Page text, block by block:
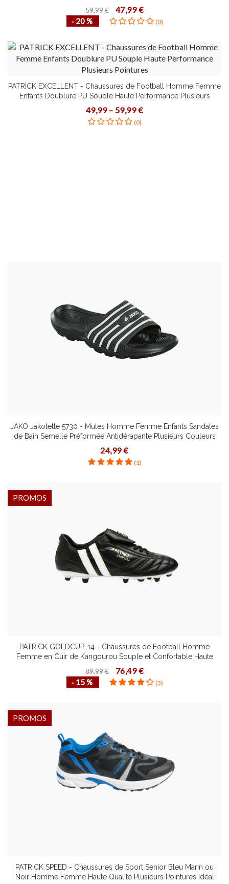
Pointures Look Moderne Confortable Résistante
59,99 € 47,99 €
‐ 20 % (0)
PATRICK EXCELLENT - Chaussures de Football Homme Femme
Enfants Doublure PU Souple Haute Performance Plusieurs
Pointures
49,99 – 59,99 €
(0)
JAKO Jakolette 5730 - Mules Homme Femme Enfants Sandales
de Bain Semelle Préformée Antidérapante Plusieurs Couleurs
Pointures
24,99 €
(1)
PATRICK GOLDCUP-14 - Chaussures de Football Homme
Femme en Cuir de Kangourou Souple et Confortable Haute
Performance PU Plusieurs Pointures
89,99 € 76,49 €
‐ 15 % (3)
PROMOS
PATRICK SPEED - Chaussures de Sport Senior Bleu Marin ou
Noir Homme Femme Haute Qualité Plusieurs Pointures Idéal
PROMOS